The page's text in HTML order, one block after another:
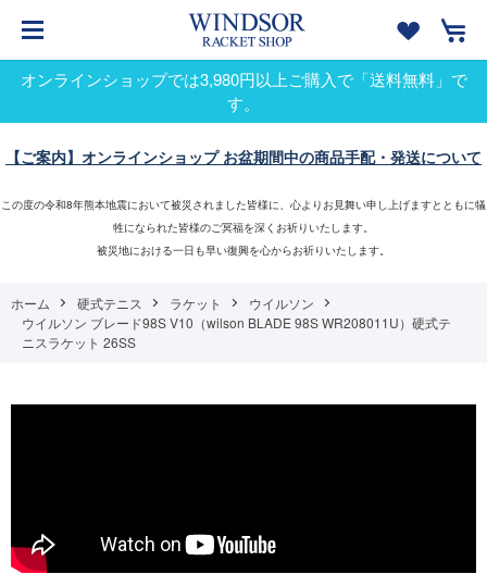
オンラインショップでは3,980円以上ご購入で「送料無料」で
す。
【ご案内】オンラインショップ お盆期間中の商品手配・発送について
この度の令和8年熊本地震において被災されました皆様に、心よりお見舞い申し上げますとともに犠
牲になられた皆様のご冥福を深くお祈りいたします。
被災地における一日も早い復興を心からお祈りいたします。
ホーム 硬式テニス ラケット
ウイルソン
ウイルソン ブレード98S V10（wilson BLADE 98S WR208011U）硬式テ
ニスラケット 26SS